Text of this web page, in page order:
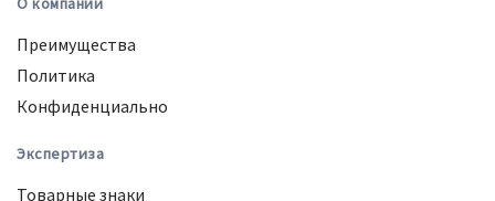
Преимущества
Политика
Конфиденциально
Экспертиза
Товарные знаки